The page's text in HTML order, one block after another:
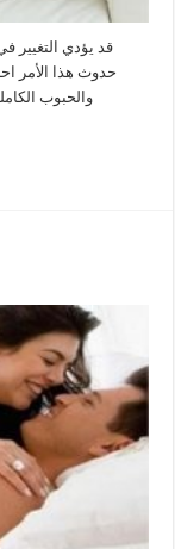
قد يؤدي التغيير
حدوث هذا الأمر
والحبوب